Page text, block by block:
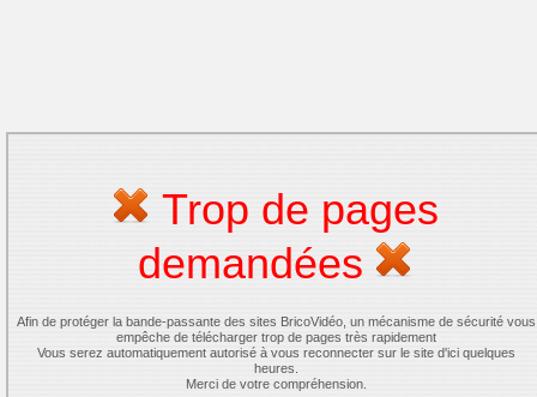
Trop de pages
demandées
Afin de protéger la bande-passante des sites BricoVidéo, un mécanisme de sécurité vous
empêche de télécharger trop de pages très rapidement
Vous serez automatiquement autorisé à vous reconnecter sur le site d'ici quelques
heures.
Merci de votre compréhension.